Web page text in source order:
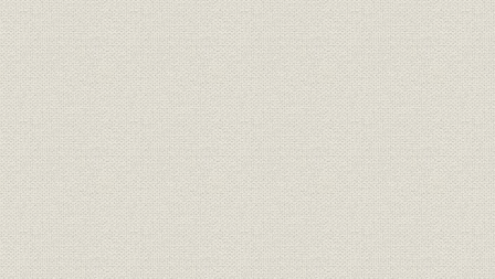
売上;関係会社 四国林業の品目別取扱実績
[昭和24年
(1950年)3
関係会社;財務・業績 新設6社の業績推移一覧表
第1期(昭
29/4~29/9)
資料;土地 農地買収令書 [昭和26年
土地;資産 被買収地の総計表 昭和36年